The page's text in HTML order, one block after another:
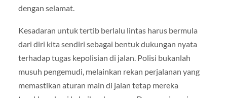
dengan selamat.
Kesadaran untuk tertib berlalu lintas harus bermula
dari diri kita sendiri sebagai bentuk dukungan nyata
terhadap tugas kepolisian di jalan. Polisi bukanlah
musuh pengemudi, melainkan rekan perjalanan yang
memastikan aturan main di jalan tetap mereka